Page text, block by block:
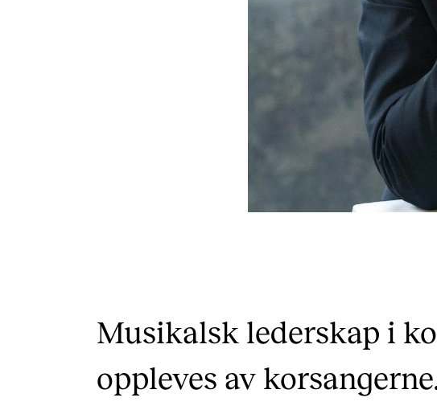
Musikalsk lederskap i
oppleves av